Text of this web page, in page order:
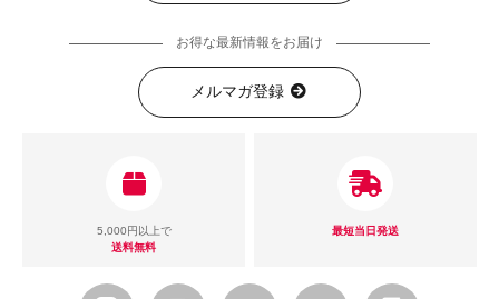
お得な最新情報をお届け
メルマガ登録
5,000円以上で
送料無料
最短当日発送